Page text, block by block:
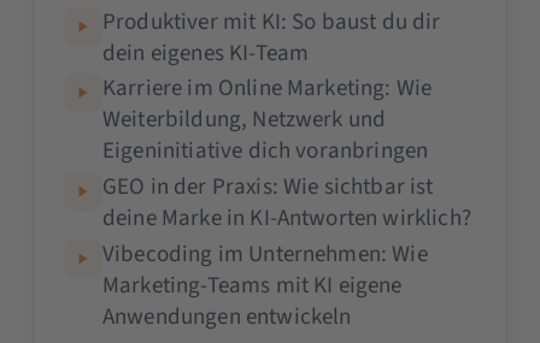
Produktiver mit KI: So baust du dir
dein eigenes KI-Team
Karriere im Online Marketing: Wie
Weiterbildung, Netzwerk und
Eigeninitiative dich voranbringen
GEO in der Praxis: Wie sichtbar ist
deine Marke in KI-Antworten wirklich?
Vibecoding im Unternehmen: Wie
Marketing-Teams mit KI eigene
Anwendungen entwickeln